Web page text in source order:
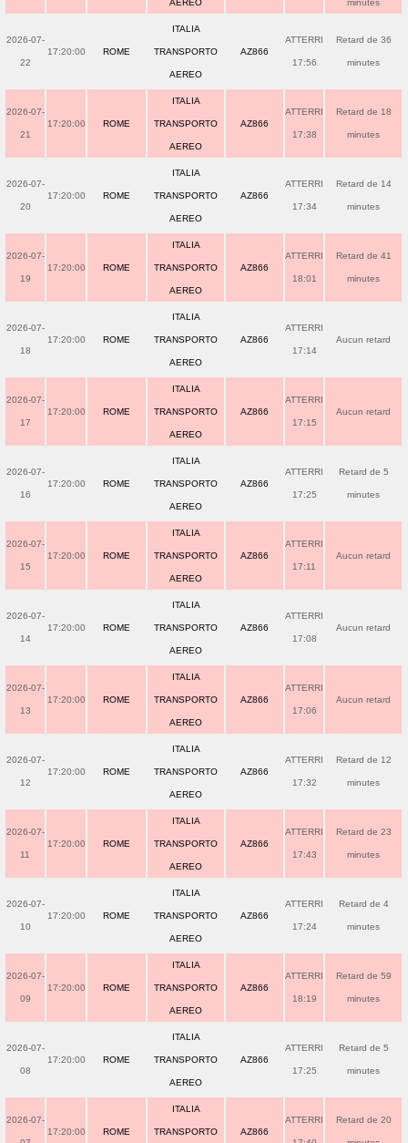
AEREO minutes
2026-07-
22
17:20:00 ROME
ITALIA
TRANSPORTO
AEREO
AZ866
ATTERRI
17:56
Retard de 36
minutes
2026-07-
21
17:20:00 ROME
ITALIA
TRANSPORTO
AEREO
AZ866
ATTERRI
17:38
Retard de 18
minutes
2026-07-
20
17:20:00 ROME
ITALIA
TRANSPORTO
AEREO
AZ866
ATTERRI
17:34
Retard de 14
minutes
2026-07-
19
17:20:00 ROME
ITALIA
TRANSPORTO
AEREO
AZ866
ATTERRI
18:01
Retard de 41
minutes
2026-07-
18
17:20:00 ROME
ITALIA
TRANSPORTO
AEREO
AZ866
ATTERRI
17:14
Aucun retard
2026-07-
17
17:20:00 ROME
ITALIA
TRANSPORTO
AEREO
AZ866
ATTERRI
17:15
Aucun retard
2026-07-
16
17:20:00 ROME
ITALIA
TRANSPORTO
AEREO
AZ866
ATTERRI
17:25
Retard de 5
minutes
2026-07-
15
17:20:00 ROME
ITALIA
TRANSPORTO
AEREO
AZ866
ATTERRI
17:11
Aucun retard
2026-07-
14
17:20:00 ROME
ITALIA
TRANSPORTO
AEREO
AZ866
ATTERRI
17:08
Aucun retard
2026-07-
13
17:20:00 ROME
ITALIA
TRANSPORTO
AEREO
AZ866
ATTERRI
17:06
Aucun retard
2026-07-
12
17:20:00 ROME
ITALIA
TRANSPORTO
AEREO
AZ866
ATTERRI
17:32
Retard de 12
minutes
2026-07-
11
17:20:00 ROME
ITALIA
TRANSPORTO
AEREO
AZ866
ATTERRI
17:43
Retard de 23
minutes
2026-07-
10
17:20:00 ROME
ITALIA
TRANSPORTO
AEREO
AZ866
ATTERRI
17:24
Retard de 4
minutes
2026-07-
09
17:20:00 ROME
ITALIA
TRANSPORTO
AEREO
AZ866
ATTERRI
18:19
Retard de 59
minutes
2026-07-
08
17:20:00 ROME
ITALIA
TRANSPORTO
AEREO
AZ866
ATTERRI
17:25
Retard de 5
minutes
2026-07-
17:20:00 ROME
ITALIA
TRANSPORTO AZ866
ATTERRI Retard de 20